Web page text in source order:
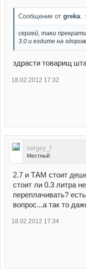
Сообщение от greka: ↑
сергей, таки
3.0 и ездите на
здрасти товарищ
18.02.2012 17:32
sergey_f
Местный
2.7 и ТАМ стоит
стоит ли 0.3 литра
переплачивать?
вопрос...а так то
18.02.2012 17:34